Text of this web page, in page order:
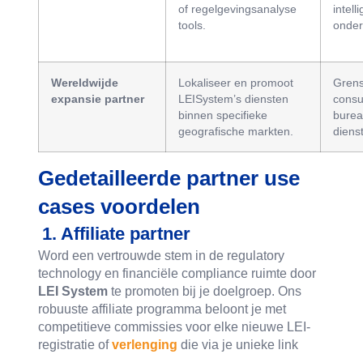
of regelgevingsanalyse
tools.
Wereldwijde
expansie partner
Lokaliseer en promoot
LEISystem’s diensten
binnen specifieke
geografische markten.
Gedetailleerde partner use
cases voordelen
1. Affiliate partner
Word een vertrouwde stem in de regulatory
technology en financiële compliance ruimte door
LEI System te promoten bij je doelgroep. Ons
robuuste affiliate programma beloont je met
competitieve commissies voor elke nieuwe LEI-
registratie ofverlenging die via je unieke link